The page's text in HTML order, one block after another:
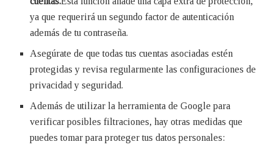
ya que requerirá un segundo factor de autenticación
además de tu contraseña.
Asegúrate de que todas tus cuentas asociadas estén
protegidas y revisa regularmente las configuraciones de
privacidad y seguridad.
Además de utilizar la herramienta de Google para
verificar posibles filtraciones, hay otras medidas que
puedes tomar para proteger tus datos personales: